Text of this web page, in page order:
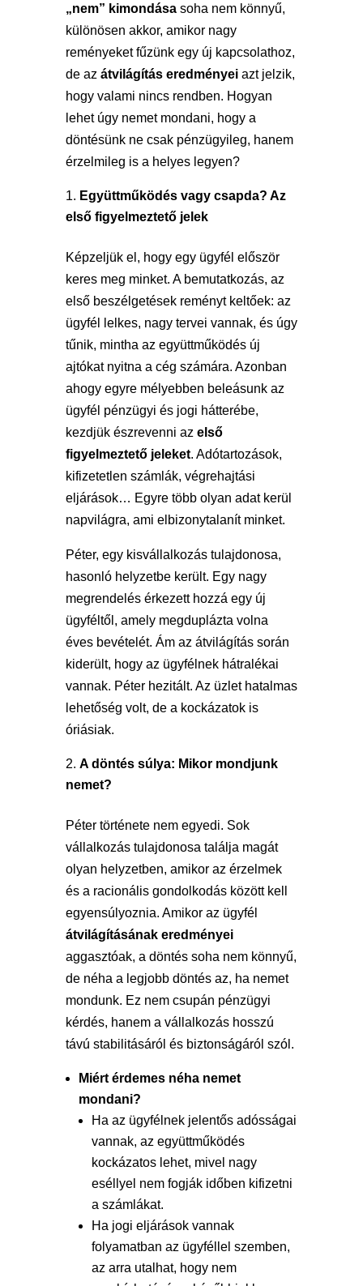
„nem” kimondásasoha nem könnyű,
különösen akkor, amikor nagy
reményeket fűzünk egy új kapcsolathoz,
de az átvilágítás eredményeiazt jelzik,
hogy valami nincs rendben. Hogyan
lehet úgy nemet mondani, hogy a
döntésünk ne csak pénzügyileg, hanem
érzelmileg is a helyes legyen?
Együttműködés vagy csapda? Az
első figyelmeztető jelek
Képzeljük el, hogy egy ügyfél először
keres meg minket. A bemutatkozás, az
első beszélgetések reményt keltőek: az
ügyfél lelkes, nagy tervei vannak, és úgy
tűnik, mintha az együttműködés új
ajtókat nyitna a cég számára. Azonban
ahogy egyre mélyebben beleásunk az
ügyfél pénzügyi és jogi hátterébe,
kezdjük észrevenni az első
figyelmeztető jeleket. Adótartozások,
kifizetetlen számlák, végrehajtási
eljárások… Egyre több olyan adat kerül
napvilágra, ami elbizonytalanít minket.
Péter, egy kisvállalkozás tulajdonosa,
hasonló helyzetbe került. Egy nagy
megrendelés érkezett hozzá egy új
ügyféltől, amely megduplázta volna
éves bevételét. Ám az átvilágítás során
kiderült, hogy az ügyfélnek hátralékai
vannak. Péter hezitált. Az üzlet hatalmas
lehetőség volt, de a kockázatok is
óriásiak.
A döntés súlya: Mikor mondjunk
nemet?
Péter története nem egyedi. Sok
vállalkozás tulajdonosa találja magát
olyan helyzetben, amikor az érzelmek
és a racionális gondolkodás között kell
egyensúlyoznia. Amikor az ügyfél
átvilágításának eredményei
aggasztóak, a döntés soha nem könnyű,
de néha a legjobb döntés az, ha nemet
mondunk. Ez nem csupán pénzügyi
kérdés, hanem a vállalkozás hosszú
távú stabilitásáról és biztonságáról szól.
Miért érdemes néha nemet
mondani?
Ha az ügyfélnek jelentős adósságai
vannak, az együttműködés
kockázatos lehet, mivel nagy
eséllyel nem fogják időben kifizetni
a számlákat.
Ha jogi eljárások vannak
folyamatban az ügyféllel szemben,
az arra utalhat, hogy nem